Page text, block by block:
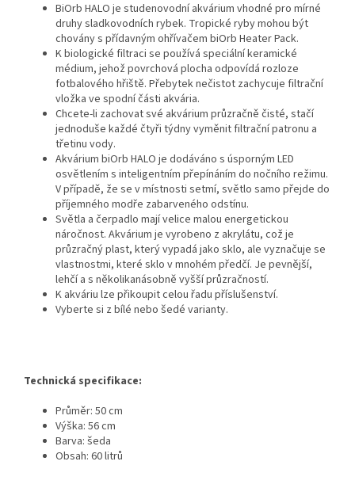
BiOrb HALO je studenovodní akvárium vhodné pro mírné
druhy sladkovodních rybek. Tropické ryby mohou být
chovány s přídavným ohřívačem biOrb Heater Pack.
K biologické filtraci se používá speciální keramické
médium, jehož povrchová plocha odpovídá rozloze
fotbalového hřiště. Přebytek nečistot zachycuje filtrační
vložka ve spodní části akvária.
Chcete-li zachovat své akvárium průzračně čisté, stačí
jednoduše každé čtyři týdny vyměnit filtrační patronu a
třetinu vody.
Akvárium biOrb HALO je dodáváno s úsporným LED
osvětlením s inteligentním přepínáním do nočního režimu.
V případě, že se v místnosti setmí, světlo samo přejde do
příjemného modře zabarveného odstínu.
Světla a čerpadlo mají velice malou energetickou
náročnost. Akvárium je vyrobeno z akrylátu, což je
průzračný plast, který vypadá jako sklo, ale vyznačuje se
vlastnostmi, které sklo v mnohém předčí. Je pevnější,
lehčí a s několikanásobně vyšší průzračností.
K akváriu lze přikoupit celou řadu příslušenství.
Vyberte si z bílé nebo šedé varianty.
Technická specifikace:
Průměr: 50 cm
Výška: 56 cm
Barva: šeda
Obsah: 60 litrů